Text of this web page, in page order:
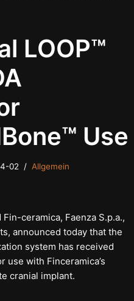
LOOP™
Use
02 Allgemein
Fin-ceramica, Faenza S.p.a.,
announced today that the
system has received
use with Finceramica’s
cranial implant.